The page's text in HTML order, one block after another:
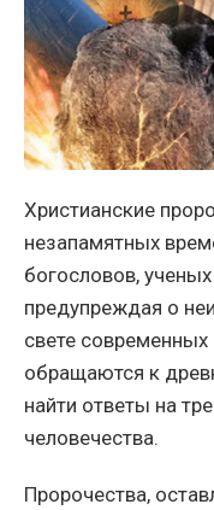
Христианские
незапамятных
богословов,
предупреждая о
свете
обращаются к
найти ответы на
человечества.
Пророчества,